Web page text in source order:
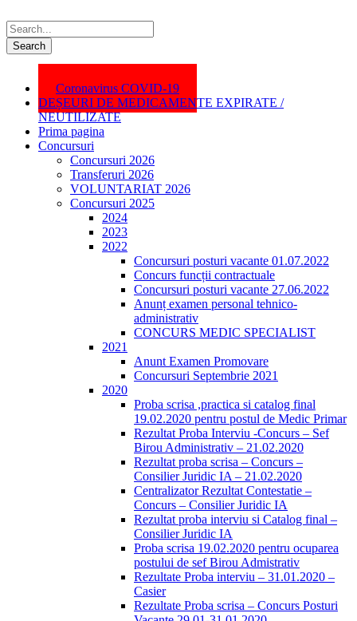
Coronavirus COVID-19
DEȘEURI DE MEDICAMENTE EXPIRATE /
NEUTILIZATE
Prima pagina
Concursuri
Concursuri 2026
Transferuri 2026
VOLUNTARIAT 2026
Concursuri 2025
2024
2023
2022
Concursuri posturi vacante 01.07.2022
Concurs funcții contractuale
Concursuri posturi vacante 27.06.2022
Anunț examen personal tehnico-
administrativ
CONCURS MEDIC SPECIALIST
2021
Anunt Examen Promovare
Concursuri Septembrie 2021
2020
Proba scrisa ,practica si catalog final
19.02.2020 pentru postul de Medic Primar
Rezultat Proba Interviu -Concurs – Sef
Birou Administrativ – 21.02.2020
Rezultat proba scrisa – Concurs –
Consilier Juridic IA – 21.02.2020
Centralizator Rezultat Contestatie –
Concurs – Consilier Juridic IA
Rezultat proba interviu si Catalog final –
Consilier Juridic IA
Proba scrisa 19.02.2020 pentru ocuparea
postului de sef Birou Admistrativ
Rezultate Proba interviu – 31.01.2020 –
Casier
Rezultate Proba scrisa – Concurs Posturi